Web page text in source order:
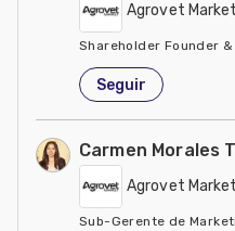
Agrovet
Shareholder Founder &
Perú
Seguir
Carmen Morales
Agrovet
Sub-Gerente de